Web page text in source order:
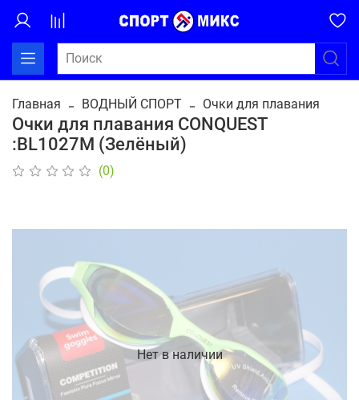
Главная ВОДНЫЙ СПОРТ Очки для плавания
Очки для плавания CONQUEST
:BL1027M (Зелёный)
(0)
Нет в наличии